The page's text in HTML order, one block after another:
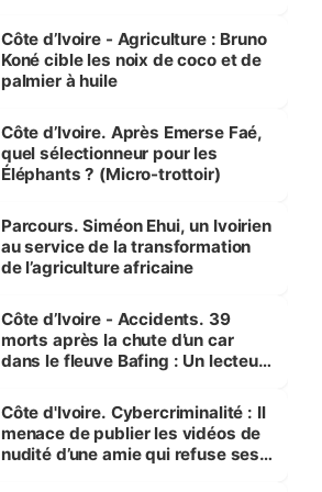
Côte d’Ivoire - Agriculture : Bruno
Koné cible les noix de coco et de
palmier à huile
Côte d’Ivoire. Après Emerse Faé,
quel sélectionneur pour les
Éléphants ? (Micro-trottoir)
Parcours. Siméon Ehui, un Ivoirien
au service de la transformation
de l’agriculture africaine
Côte d’Ivoire - Accidents. 39
morts après la chute d’un car
dans le fleuve Bafing : Un lecteur
des Transports
Côte d'Ivoire. Cybercriminalité : Il
menace de publier les vidéos de
nudité d’une amie qui refuse ses